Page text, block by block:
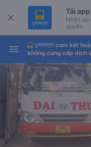
Tải
Nhận
quyền
Tải
-30k/
app
cam kết
không cung cấp dịch